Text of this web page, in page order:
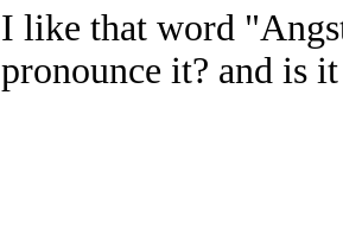
I like that word
pronounce it? and is